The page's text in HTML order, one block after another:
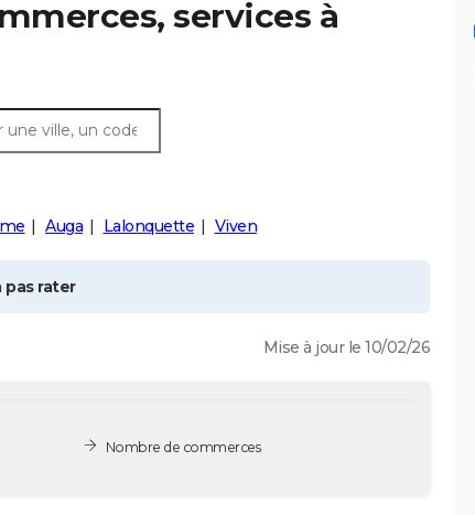
services à
Auga Lalonquette Viven
pas rater
Mise à jour le 10/02/26
Nombre de commerces